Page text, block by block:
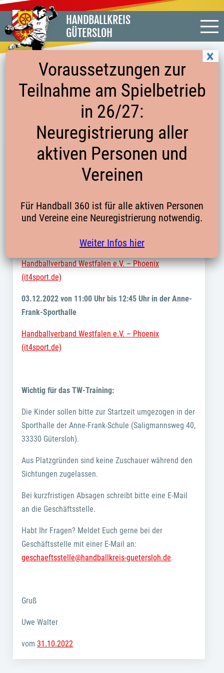
HANDBALLKREIS
GÜTERSLOH
TORHÜTER*INNEN-TRAINING IM
HANDBALLKREIS
Auch dasTorhüter*innen-Trainingstartet. Hier die
(Bitte mit dem Phönix-Zugang der Kinder unter dem
die Geschäftsstelle)
Handballverband Westfalen e.V. – Phoenix
(it4sport.de)
03.12.2022 von 11:00 Uhr bis 12:45 Uhr in der Anne-
Frank-Sporthalle
Handballverband Westfalen e.V. – Phoenix
(it4sport.de)
Wichtig für das TW-Training:
Die Kinder sollen bitte zur Startzeit umgezogen in der
Sporthalle der Anne-Frank-Schule (Saligmannsweg 40,
33330 Gütersloh).
Aus Platzgründen sind keine Zuschauer während den
Sichtungen zugelassen.
Bei kurzfristigen Absagen schreibt bitte eine E-Mail
an die Geschäftsstelle.
Habt Ihr Fragen? Meldet Euch gerne bei der
Geschäftsstelle mit einer E-Mail an:
geschaeftsstelle@handballkreis-guetersloh.de.
Gruß
Uwe Walter
vom31.10.2022
Voraussetzungen zur
Teilnahme am Spielbetrieb
in 26/27:
Neuregistrierung aller
aktiven Personen und
Vereinen
Für Handball 360 ist für alle aktiven Personen
und Vereine eine Neuregistrierung notwendig.
Weiter Infos hier